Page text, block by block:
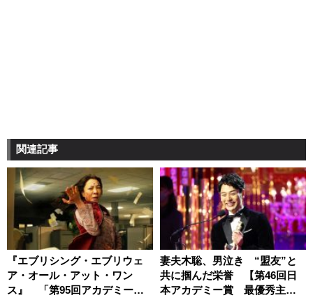
関連記事
『エブリシング・エブリウェ
ア・オール・アット・ワン
ス』 「第95回アカデミー
妻夫木聡、男泣き “盟友”と
共に掴んだ栄誉 【第46回日
本アカデミー賞 最優秀主演